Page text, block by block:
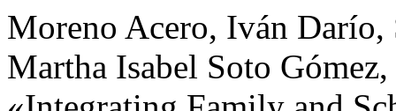
Moreno Acero, Iván Darío,
Martha Isabel Soto